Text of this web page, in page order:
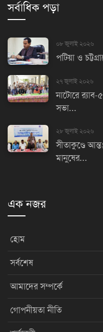
সর্বাধিক পড়া
০৮ জুলাই ২০২৬
পটিয়া ও
২৭ জুলাই ২০২৬
নাটোরে
সভা...
২৮ জুলাই ২০২৬
সীতাকুণ্ডে
মানুষের...
এক নজর
হোম
সর্বশেষ
আমাদের সম্পর্কে
গোপনীয়তা নীতি